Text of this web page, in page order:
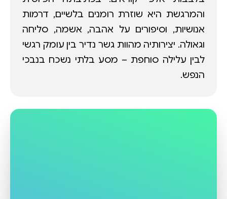
והמרגשת היא שוזרת רומנים בלשיים, דרמות
אנושיות, וסיפורים על אהבה, אשמה, סליחה
וגאולה. יצירותיה מהוות גשר נדיר בין עומק רגשי
לבין עלילה סוחפת – מסע בלתי נשכח בנבכי
הנפש.